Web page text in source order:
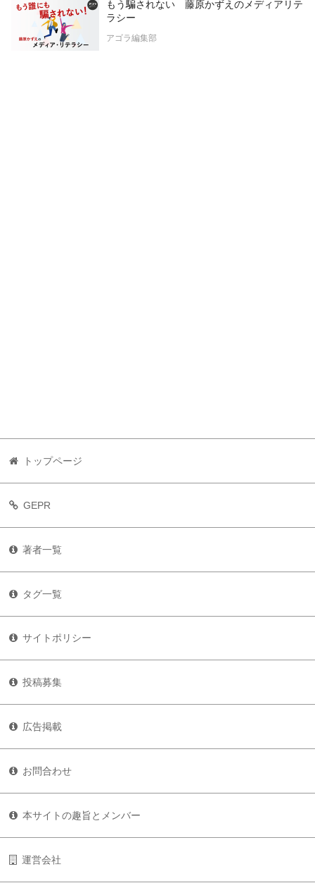
もう騙されない 藤原かずえのメディアリテ
ラシー
アゴラ編集部
トップページ
GEPR
著者一覧
タグ一覧
サイトポリシー
投稿募集
広告掲載
お問合わせ
本サイトの趣旨とメンバー
運営会社